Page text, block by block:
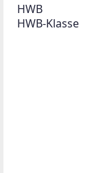
HWB
HWB-Klasse